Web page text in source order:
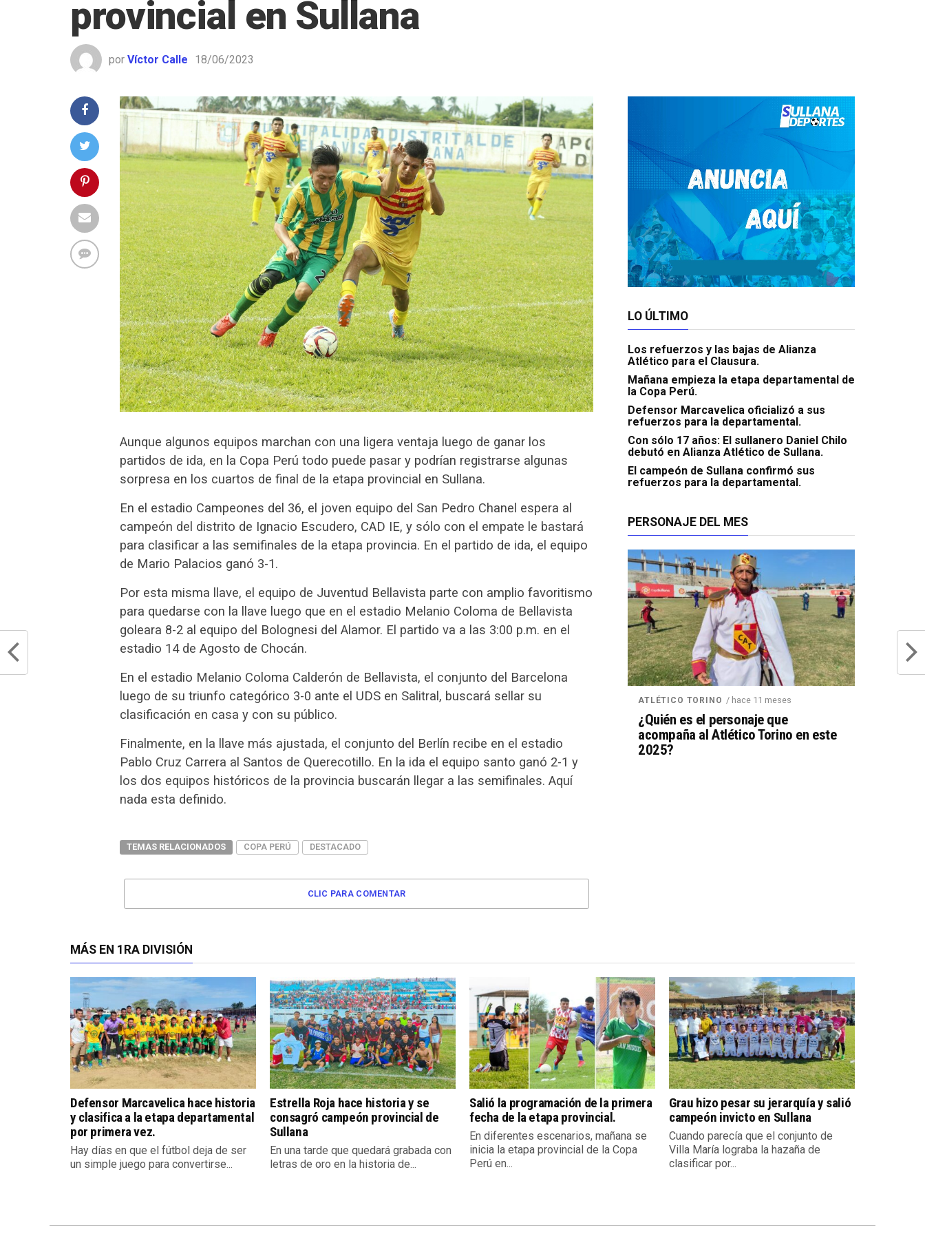
provincial en Sullana
por Víctor Calle 18/06/2023
Aunque algunos equipos marchan con una ligera ventaja luego de ganar los
partidos de ida, en la Copa Perú todo puede pasar y podrían registrarse algunas
sorpresa en los cuartos de final de la etapa provincial en Sullana.
En el estadio Campeones del 36, el joven equipo del San Pedro Chanel espera al
campeón del distrito de Ignacio Escudero, CAD IE, y sólo con el empate le bastará
para clasificar a las semifinales de la etapa provincia. En el partido de ida, el equipo
de Mario Palacios ganó 3-1.
Por esta misma llave, el equipo de Juventud Bellavista parte con amplio favoritismo
para quedarse con la llave luego que en el estadio Melanio Coloma de Bellavista
goleara 8-2 al equipo del Bolognesi del Alamor. El partido va a las 3:00 p.m. en el
estadio 14 de Agosto de Chocán.
En el estadio Melanio Coloma Calderón de Bellavista, el conjunto del Barcelona
luego de su triunfo categórico 3-0 ante el UDS en Salitral, buscará sellar su
clasificación en casa y con su público.
Finalmente, en la llave más ajustada, el conjunto del Berlín recibe en el estadio
Pablo Cruz Carrera al Santos de Querecotillo. En la ida el equipo santo ganó 2-1 y
los dos equipos históricos de la provincia buscarán llegar a las semifinales. Aquí
nada esta definido.
TEMAS RELACIONADOS COPA PERÚ DESTACADO
CLIC PARA COMENTAR
LO ÚLTIMO
Los refuerzos y las bajas de Alianza
Atlético para el Clausura.
Mañana empieza la etapa departamental de
la Copa Perú.
Defensor Marcavelica oficializó a sus
refuerzos para la departamental.
Con sólo 17 años: El sullanero Daniel Chilo
debutó en Alianza Atlético de Sullana.
El campeón de Sullana confirmó sus
refuerzos para la departamental.
PERSONAJE DEL MES
ATLÉTICO TORINO / hace 11 meses
¿Quién es el personaje que
acompaña al Atlético Torino en este
2025?
MÁS EN 1RA DIVISIÓN
Defensor Marcavelica hace historia
y clasifica a la etapa departamental
por primera vez.
Hay días en que el fútbol deja de ser
un simple juego para convertirse...
Estrella Roja hace historia y se
consagró campeón provincial de
Sullana
En una tarde que quedará grabada con
letras de oro en la historia de...
Salió la programación de la primera
fecha de la etapa provincial.
En diferentes escenarios, mañana se
inicia la etapa provincial de la Copa
Perú en...
Grau hizo pesar su jerarquía y salió
campeón invicto en Sullana
Cuando parecía que el conjunto de
Villa María lograba la hazaña de
clasificar por...